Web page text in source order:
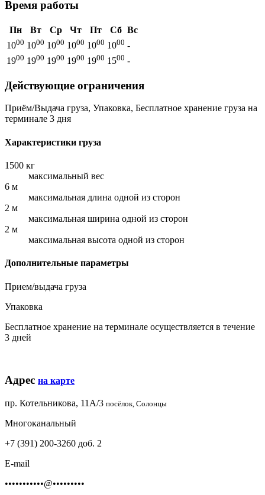
Время работы
Пн Вт Ср Чт Пт Сб Вс
1000 1000 1000 1000 1000 1000 -
1900 1900 1900 1900 1900 1500 -
Действующие ограничения
Приём/Выдача груза, Упаковка, Бесплатное хранение груза на
терминале 3 дня
Характеристики груза
1500 кг
максимальный вес
6 м
максимальная длина одной из сторон
2 м
максимальная ширина одной из сторон
2 м
максимальная высота одной из сторон
Дополнительные параметры
Прием/выдача груза
Упаковка
Бесплатное хранение на терминале осуществляется в течение
3 дней
Адрес на карте
пр. Котельникова, 11А/3 посёлок, Солонцы
Многоканальный
+7 (391) 200-3260 доб. 2
E-mail
•••••••••••@•••••••••